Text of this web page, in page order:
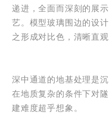
递进，全面而深刻的展
艺。模型玻璃围边的设
之形成对比色，清晰直
深中通道的地基处理是
在地质复杂的条件下对
建难度超乎想象。